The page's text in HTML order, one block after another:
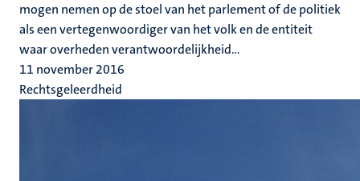
mogen nemen op de stoel van het parlement of de politiek
als een vertegenwoordiger van het volk en de entiteit
waar overheden verantwoordelijkheid...
11 november 2016
Rechtsgeleerdheid